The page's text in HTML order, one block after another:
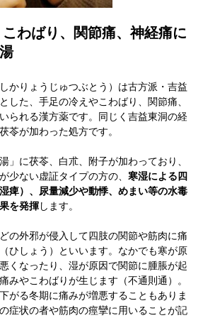
わばり、関節痛、神経痛に
かりょうじゅつぶとう）は古方派・吉益
した、手足の冷えやこわばり、関節痛、
られる漢方薬です。同じく吉益東洞の経
苓が加わった処方です。
」に茯苓、白朮、附子が加わっており、
少ない虚証タイプの方の、 寒湿による四
痺）、尿量減少や動悸、めまい等の水毒
を発揮します。
の外邪が侵入して四肢の関節や筋肉に痛
ひしょう）といいます。なかでも寒が原
くなったり、湿が原因で関節に腫脹が起
みやこわばりが生じます（不通則通）。
がる冬期に痛みが増悪することもありま
症状の者や筋肉の痙攣に用いることが記